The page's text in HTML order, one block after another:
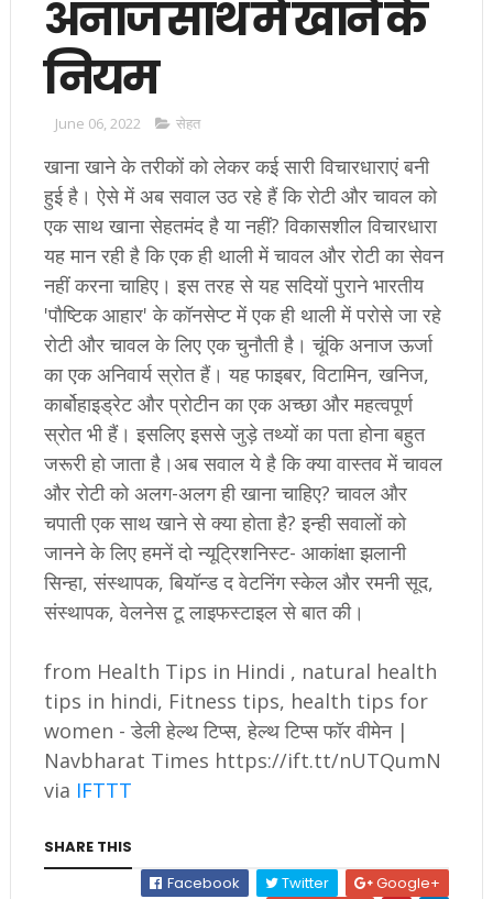
अनाज साथ में खाने के
नियम
June 06, 2022 सेहत
खाना खाने के तरीकों को लेकर कई सारी विचारधाराएं बनी
हुई है। ऐसे में अब सवाल उठ रहे हैं कि रोटी और चावल को
एक साथ खाना सेहतमंद है या नहीं? विकासशील विचारधारा
यह मान रही है कि एक ही थाली में चावल और रोटी का सेवन
नहीं करना चाहिए। इस तरह से यह सदियों पुराने भारतीय
'पौष्टिक आहार' के कॉनसेप्ट में एक ही थाली में परोसे जा रहे
रोटी और चावल के लिए एक चुनौती है। चूंकि अनाज ऊर्जा
का एक अनिवार्य स्रोत हैं। यह फाइबर, विटामिन, खनिज,
कार्बोहाइड्रेट और प्रोटीन का एक अच्छा और महत्वपूर्ण
स्रोत भी हैं। इसलिए इससे जुड़े तथ्यों का पता होना बहुत
जरूरी हो जाता है।अब सवाल ये है कि क्या वास्तव में चावल
और रोटी को अलग-अलग ही खाना चाहिए? चावल और
चपाती एक साथ खाने से क्या होता है? इन्ही सवालों को
जानने के लिए हमनें दो न्यूट्रिशनिस्ट- आकांक्षा झलानी
सिन्हा, संस्थापक, बियॉन्ड द वेटनिंग स्केल और रमनी सूद,
संस्थापक, वेलनेस टू लाइफस्टाइल से बात की।
from Health Tips in Hindi , natural health
tips in hindi, Fitness tips, health tips for
women - डेली हेल्थ टिप्स, हेल्थ टिप्स फॉर वीमेन |
Navbharat Times https://ift.tt/nUTQumN
via IFTTT
SHARE THIS
Facebook
Twitter
Google+